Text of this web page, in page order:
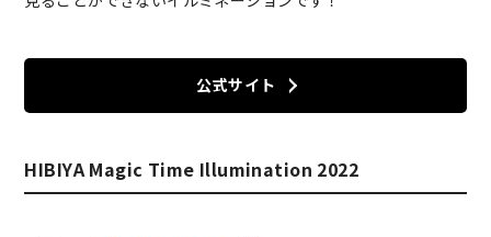
公式サイト
HIBIYA Magic Time Illumination 2022